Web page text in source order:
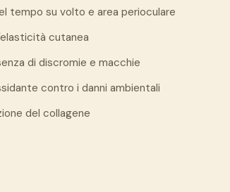
tempo su volto e area perioculare
cutanea
di discromie e macchie
contro i danni ambientali
del collagene